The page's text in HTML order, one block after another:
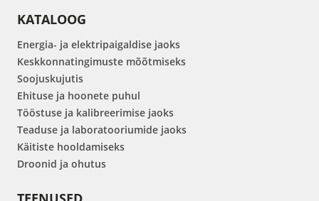
KATALOOG
Energia- ja elektripaigaldise jaoks
Keskkonnatingimuste mõõtmiseks
Soojuskujutis
Ehituse ja hoonete puhul
Tööstuse ja kalibreerimise jaoks
Teaduse ja laboratooriumide jaoks
Käitiste hooldamiseks
Droonid ja ohutus